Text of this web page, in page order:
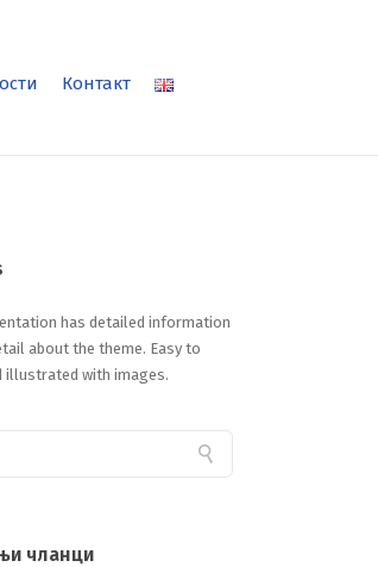
Контакт
has detailed information
about the theme. Easy to
illustrated with images.
чланци